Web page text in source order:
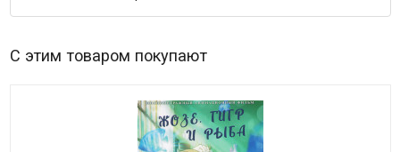
С этим товаром покупают